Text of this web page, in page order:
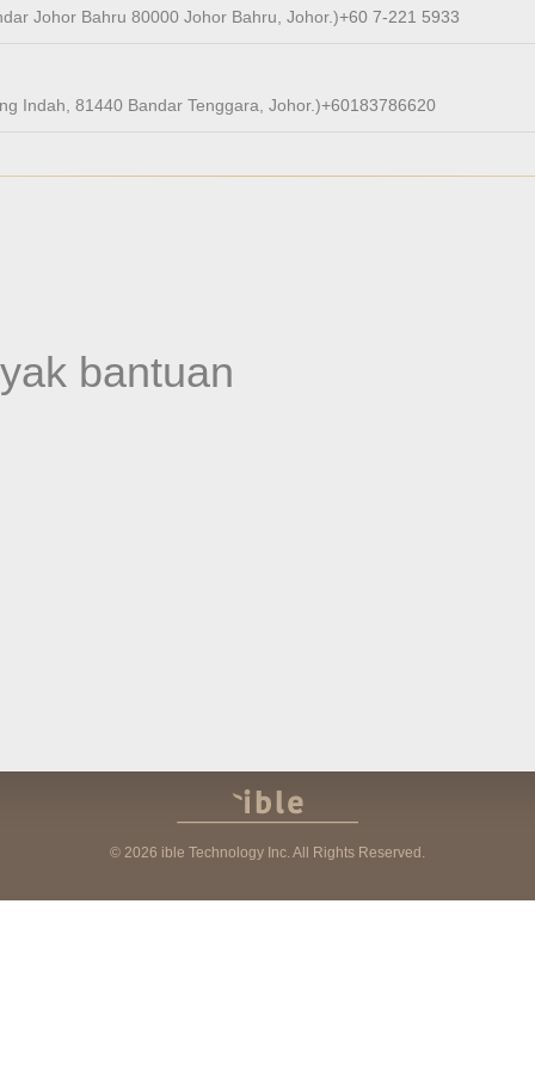
Johor Bahru 80000 Johor Bahru, Johor.)+60 7-221 5933
Indah, 81440 Bandar Tenggara, Johor.)+60183786620
bantuan
© 2026 ible Technology Inc. All Rights Reserved.